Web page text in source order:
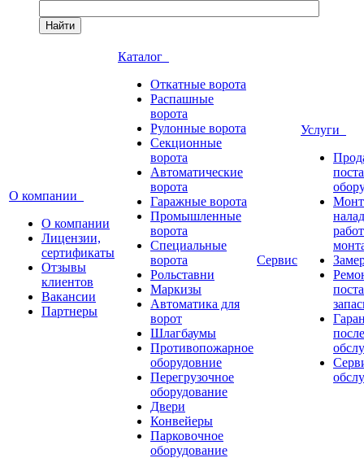
Найти
О компании
О компании
Лицензии,
сертификаты
Отзывы
клиентов
Вакансии
Партнеры
Каталог
Откатные ворота
Распашные
ворота
Рулонные ворота
Секционные
ворота
Автоматические
ворота
Гаражные ворота
Промышленные
ворота
Специальные
ворота
Рольставни
Маркизы
Автоматика для
ворот
Шлагбаумы
Противопожарное
оборудовние
Перегрузочное
оборудование
Двери
Конвейеры
Парковочное
оборудование
Сервис
Услуги